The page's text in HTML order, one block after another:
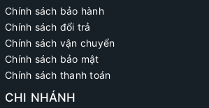
Chính sách bảo hành
Chính sách đổi trả
Chính sách vận chuyển
Chính sách bảo mật
Chính sách thanh toán
CHI NHÁNH